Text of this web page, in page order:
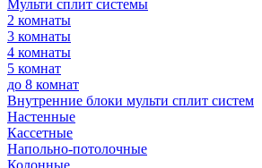
Мульти сплит системы
2 комнаты
3 комнаты
4 комнаты
5 комнат
до 8 комнат
Внутренние блоки мульти сплит систем
Настенные
Кассетные
Напольно-потолочные
Колонные